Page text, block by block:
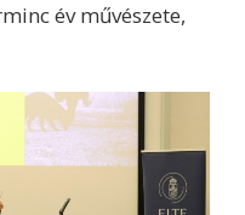
év művészete,